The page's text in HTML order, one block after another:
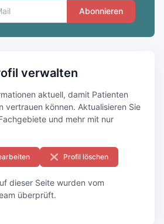
Abonnieren
verwalten
aktuell, damit Patienten
vertrauen können. Aktualisieren Sie
und mehr mit nur
Profil löschen
dieser Seite wurden vom
überprüft.